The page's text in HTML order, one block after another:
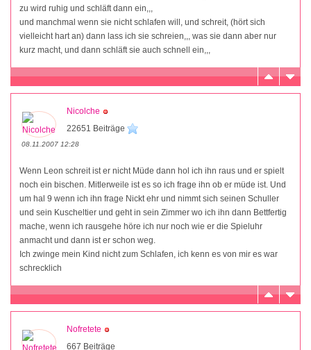
zu wird ruhig und schläft dann ein,,,
und manchmal wenn sie nicht schlafen will, und schreit, (hört sich
vielleicht hart an) dann lass ich sie schreien,,, was sie dann aber nur
kurz macht, und dann schläft sie auch schnell ein,,,
Nicolche
22651 Beiträge
08.11.2007 12:28
Wenn Leon schreit ist er nicht Müde dann hol ich ihn raus und er spielt
noch ein bischen. Mitlerweile ist es so ich frage ihn ob er müde ist. Und
um hal 9 wenn ich ihn frage Nickt ehr und nimmt sich seinen Schuller
und sein Kuscheltier und geht in sein Zimmer wo ich ihn dann Bettfertig
mache, wenn ich rausgehe höre ich nur noch wie er die Spieluhr
anmacht und dann ist er schon weg.
Ich zwinge mein Kind nicht zum Schlafen, ich kenn es von mir es war
schrecklich
Nofretete
667 Beiträge